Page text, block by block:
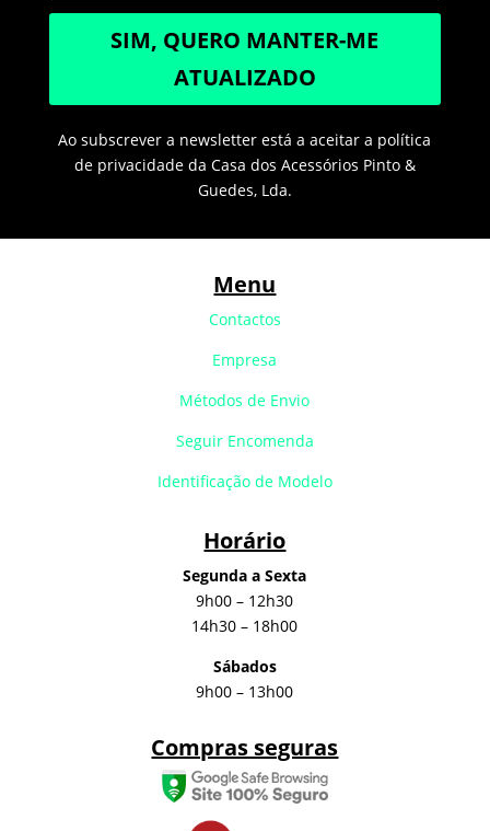
SIM, QUERO MANTER-ME
ATUALIZADO
Ao subscrever a newsletter está a aceitar a política
de privacidade da Casa dos Acessórios Pinto &
Guedes, Lda.
Menu
Contactos
Empresa
Métodos de Envio
Seguir Encomenda
Identificação de Modelo
Horário
Segunda a Sexta
9h00 – 12h30
14h30 – 18h00
Sábados
9h00 – 13h00
Compras seguras